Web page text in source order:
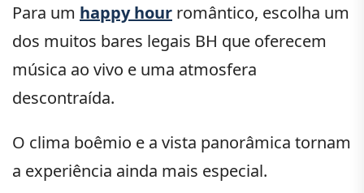
Para um happy hour romântico, escolha um
dos muitos bares legais BH que oferecem
música ao vivo e uma atmosfera
descontraída.
O clima boêmio e a vista panorâmica tornam
a experiência ainda mais especial.